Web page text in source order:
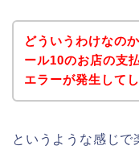
どういうわけなの
ール10のお店の支
エラーが発生して
というような感じで